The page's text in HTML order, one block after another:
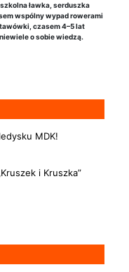
ławka, serduszka
wspólny wypad rowerami
czasem 4–5 lat
o sobie wiedzą.
MDK!
i Kruszka”